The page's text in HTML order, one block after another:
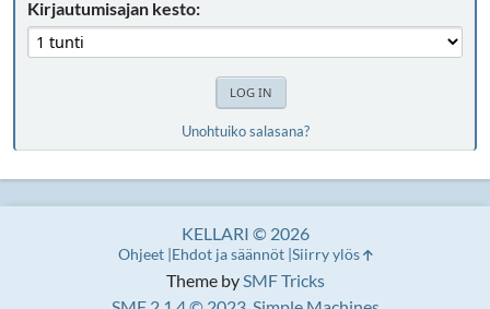
Kirjautumisajan kesto:
Unohtuiko salasana?
Theme bySMF Tricks
KELLARI © 2026
Ohjeet Ehdot ja säännöt Siirry ylös